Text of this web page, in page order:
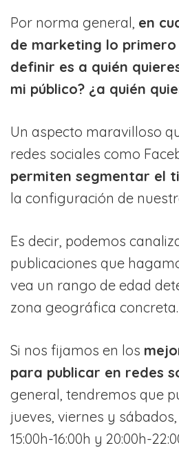
Por norma general, en
de marketing lo primero
definir es a quién
mi público? ¿a quién
Un aspecto maravilloso
redes sociales como
permiten segmentar el
la configuración de
Es decir, podemos
publicaciones que
vea un rango de edad
zona geográfica concreta.
Si nos fijamos en los
para publicar en redes
general, tendremos que
jueves, viernes y
15:00h-16:00h y 20:00h-